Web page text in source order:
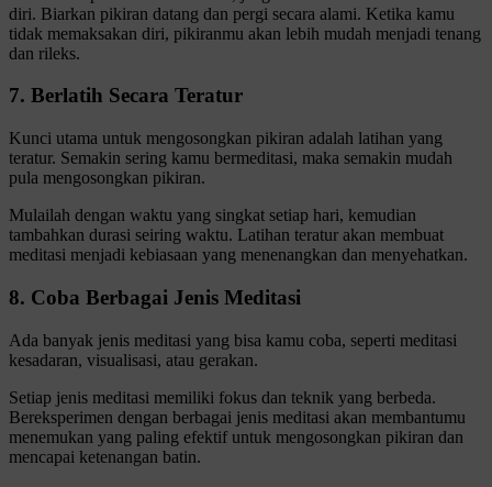
diri. Biarkan pikiran datang dan pergi secara alami. Ketika kamu
tidak memaksakan diri, pikiranmu akan lebih mudah menjadi tenang
dan rileks.
7. Berlatih Secara Teratur
Kunci utama untuk mengosongkan pikiran adalah latihan yang
teratur. Semakin sering kamu bermeditasi, maka semakin mudah
pula mengosongkan pikiran.
Mulailah dengan waktu yang singkat setiap hari, kemudian
tambahkan durasi seiring waktu. Latihan teratur akan membuat
meditasi menjadi kebiasaan yang menenangkan dan menyehatkan.
8. Coba Berbagai Jenis Meditasi
Ada banyak jenis meditasi yang bisa kamu coba, seperti meditasi
kesadaran, visualisasi, atau gerakan.
Setiap jenis meditasi memiliki fokus dan teknik yang berbeda.
Bereksperimen dengan berbagai jenis meditasi akan membantumu
menemukan yang paling efektif untuk mengosongkan pikiran dan
mencapai ketenangan batin.